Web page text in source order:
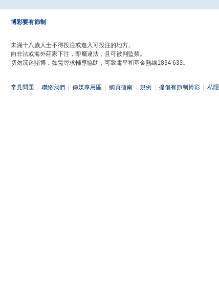
博彩要有節制
未滿十八歲人士不得投注或進入可投注的地方。
向非法或海外莊家下注，即屬違法，且可被判監禁。
切勿沉迷賭博，如需尋求輔導協助，可致電平和基金熱線1834 633。
常見問題 聯絡我們 傳媒專用區 網頁指南 規例 提倡有節制博彩 私